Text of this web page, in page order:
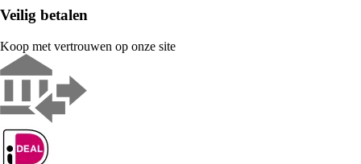
Veilig betalen
Koop met vertrouwen op onze site